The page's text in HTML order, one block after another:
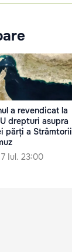
a revendicat la
drepturi asupra
părți a Strâmtorii
7 Iul. 23:00